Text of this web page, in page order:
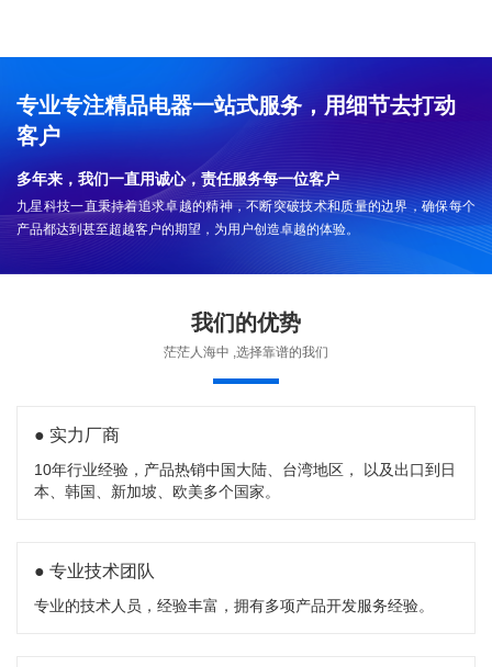
专业专注精品电器一站式服务，用细节去打动
客户
多年来，我们一直用诚心，责任服务每一位客户
九星科技一直秉持着追求卓越的精神，不断突破技术和质量的边界，确保每个
产品都达到甚至超越客户的期望，为用户创造卓越的体验。
我们的优势
茫茫人海中 ,选择靠谱的我们
● 实力厂商
10年行业经验，产品热销中国大陆、台湾地区， 以及出口到日
本、韩国、新加坡、欧美多个国家。
● 专业技术团队
专业的技术人员，经验丰富，拥有多项产品开发服务经验。